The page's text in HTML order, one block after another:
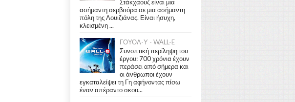
Στάκχαουζ είναι μια
ασήμαντη σερβιτόρα σε μια ασήμαντη
πόλη της Λουιζιάνας. Είναι ήσυχη,
κλεισμένη ...
ΓΟΥΟΛ-Υ - WALL-E
Συνοπτική περίληψη του
έργου: 700 χρόνια έχουν
περάσει από σήμερα και
οι άνθρωποι έχουν
εγκαταλείψει τη Γη αφήνοντας πίσω
έναν απέραντο σκου...